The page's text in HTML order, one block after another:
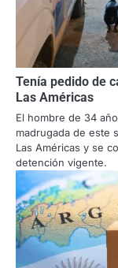
Tenía pedido de
Las Américas
El hombre de 34
madrugada de este
Las Américas y se
detención vigente.